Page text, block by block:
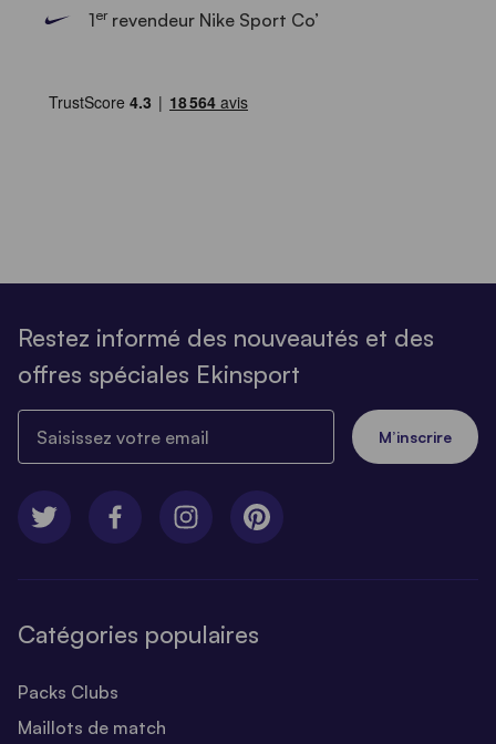
1errevendeur Nike Sport Co’
Restez informé des nouveautés et des
offres spéciales Ekinsport
M’inscrire
Catégories populaires
Packs Clubs
Maillots de match